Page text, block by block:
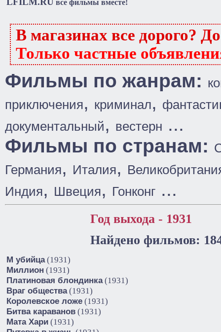
все фильмы вместе!
В магазинах все дорого?
Только частные
Фильмы по жанрам:
приключения, криминал,
документальный, вестерн ...
Фильмы по странам:
Германия, Италия,
Индия, Швеция, Гонконг ...
Год выхода - 1931
Найдено фильмов:
М убийца(1931)
Миллион (1931)
Платиновая блондинка(1931)
Враг общества(1931)
Королевское ложе (1931)
Битва караванов (1931)
Мата Хари (1931)